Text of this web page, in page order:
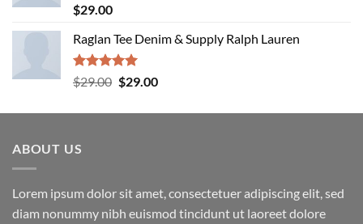
Rated5.00
out of 5
$29.00
Raglan Tee Denim & Supply Ralph Lauren
Rated5.00
out of 5
$29.00 Original
was:
$29.00Current
is:
ABOUT US
Lorem ipsum dolor sit amet, consectetuer adipiscing elit, sed
diam nonummy nibh euismod tincidunt ut laoreet dolore